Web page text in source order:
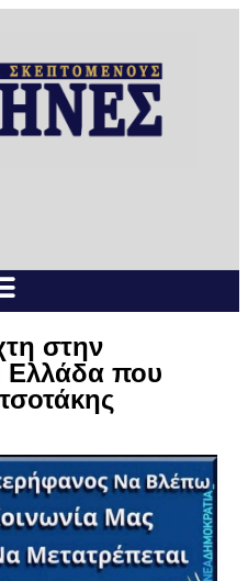
στην
Ελλάδα που